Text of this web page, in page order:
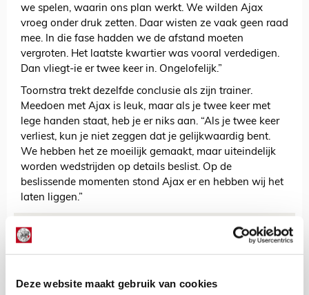
Deze website maakt gebruik van cookies
we spelen, waarin ons plan werkt. We wilden Ajax
vroeg onder druk zetten. Daar wisten ze vaak geen raad
mee. In die fase hadden we de afstand moeten
vergroten. Het laatste kwartier was vooral verdedigen.
Dan vliegt-ie er twee keer in. Ongelofelijk.”
Toornstra trekt dezelfde conclusie als zijn trainer.
Meedoen met Ajax is leuk, maar als je twee keer met
lege handen staat, heb je er niks aan. “Als je twee keer
verliest, kun je niet zeggen dat je gelijkwaardig bent.
We hebben het ze moeilijk gemaakt, maar uiteindelijk
worden wedstrijden op details beslist. Op de
beslissende momenten stond Ajax er en hebben wij het
laten liggen.”
De pure ontlading spat van
onze klassiekerfoto’s af!